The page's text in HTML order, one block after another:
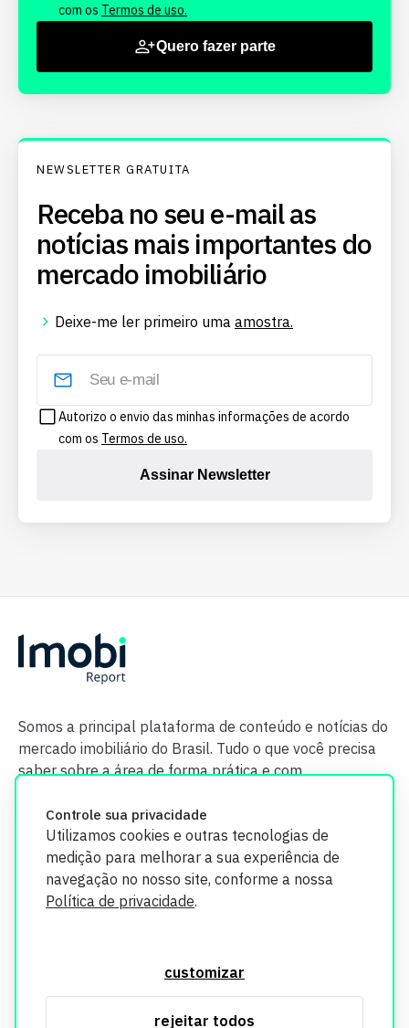
Controle sua privacidade
Utilizamos cookies e outras tecnologias de
medição para melhorar a sua experiência de
navegação no nosso site, conforme a nossa
Política de privacidade.
customizar
rejeitar todos
com os Termos de uso.
Quero fazer parte
NEWSLETTER GRATUITA
Receba no seu e-mail as
notícias mais importantes do
mercado imobiliário
Deixe-me ler primeiro uma amostra.
Autorizo o envio das minhas informações de acordo
com os Termos de uso.
Assinar Newsletter
Somos a principal plataforma de conteúdo e notícias do
mercado imobiliário do Brasil. Tudo o que você precisa
saber sobre a área de forma prática e com
segurança. Todos os dados coletados em nosso site são
utilizados exclusivamente para fins de aprimoramento de
informações, consulte nossa Política de Privacidade.